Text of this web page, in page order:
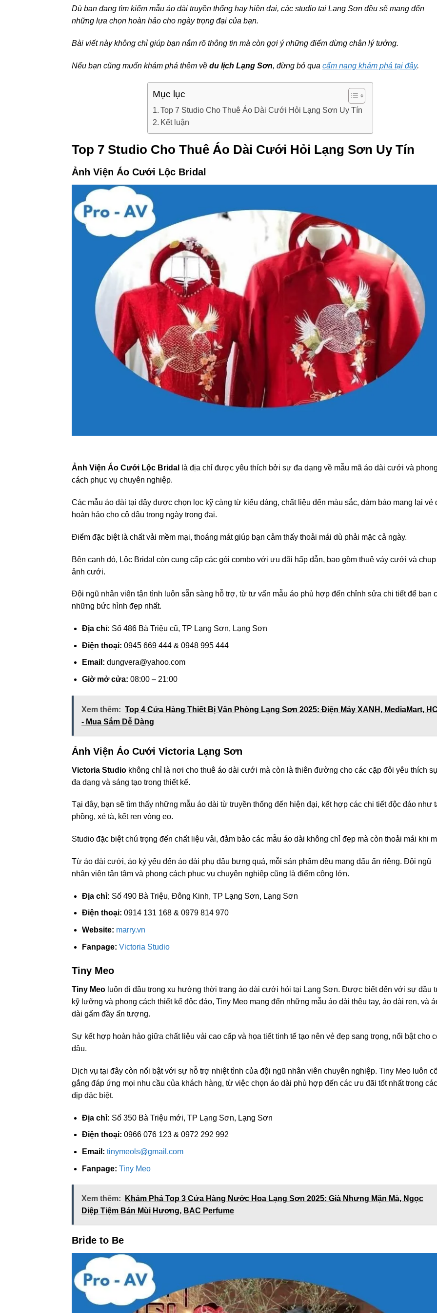
Dù bạn đang tìm kiếm mẫu áo dài truyền thống hay hiện đại, các studio tại Lạng Sơn đều sẽ mang đến
những lựa chọn hoàn hảo cho ngày trọng đại của bạn.
Bài viết này không chỉ giúp bạn nắm rõ thông tin mà còn gợi ý những điểm dừng chân lý tưởng.
Nếu bạn cũng muốn khám phá thêm về du lịch Lạng Sơn, đừng bỏ qua cẩm nang khám phá tại đây.
Mục lục
Top 7 Studio Cho Thuê Áo Dài Cưới Hỏi Lạng Sơn Uy Tín
Kết luận
Top 7 Studio Cho Thuê Áo Dài Cưới Hỏi Lạng Sơn Uy Tín
Ảnh Viện Áo Cưới Lộc Bridal
Ảnh Viện Áo Cưới Lộc Bridal
là địa chỉ được yêu thích bởi sự đa dạng về mẫu mã áo dài cưới và phong
cách phục vụ chuyên nghiệp.
Các mẫu áo dài tại đây được chọn lọc kỹ càng từ kiểu dáng, chất liệu đến màu sắc, đảm bảo mang lại vẻ
hoàn hảo cho cô dâu trong ngày trọng đại.
Điểm đặc biệt là chất vải mềm mại, thoáng mát giúp bạn cảm thấy thoải mái dù phải mặc cả ngày.
Bên cạnh đó, Lộc Bridal còn cung cấp các gói combo với ưu đãi hấp dẫn, bao gồm thuê váy cưới và chụp
ảnh cưới.
Đội ngũ nhân viên tận tình luôn sẵn sàng hỗ trợ, từ tư vấn mẫu áo phù hợp đến chỉnh sửa chi tiết để bạn
những bức hình đẹp nhất.
Địa chỉ: Số 486 Bà Triệu cũ, TP Lạng Sơn, Lạng Sơn
Điện thoại: 0945 669 444 & 0948 995 444
Email: dungvera@yahoo.com
Giờ mở cửa: 08:00 – 21:00
Xem thêm: Top 4 Cửa Hàng Thiết Bị Văn Phòng Lạng Sơn 2025: Điện Máy XANH, MediaMart, HC
- Mua Sắm Dễ Dàng
Ảnh Viện Áo Cưới Victoria Lạng Sơn
Victoria Studio không chỉ là nơi cho thuê áo dài cưới mà còn là thiên đường cho các cặp đôi yêu thích
đa dạng và sáng tạo trong thiết kế.
Tại đây, bạn sẽ tìm thấy những mẫu áo dài từ truyền thống đến hiện đại, kết hợp các chi tiết độc đáo như
phồng, xẻ tà, kết ren vòng eo.
Studio đặc biệt chú trọng đến chất liệu vải, đảm bảo các mẫu áo dài không chỉ đẹp mà còn thoải mái khi
Từ áo dài cưới, áo kỷ yếu đến áo dài phụ dâu bưng quả, mỗi sản phẩm đều mang dấu ấn riêng. Đội ngũ
nhân viên tận tâm và phong cách phục vụ chuyên nghiệp cũng là điểm cộng lớn.
Địa chỉ: Số 490 Bà Triệu, Đông Kinh, TP Lạng Sơn, Lạng Sơn
Điện thoại: 0914 131 168 & 0979 814 970
Website: marry.vn
Fanpage: Victoria Studio
Tiny Meo
Tiny Meo luôn đi đầu trong xu hướng thời trang áo dài cưới hỏi tại Lạng Sơn. Được biết đến với sự đầu
kỹ lưỡng và phong cách thiết kế độc đáo, Tiny Meo mang đến những mẫu áo dài thêu tay, áo dài ren, và
dài gấm đầy ấn tượng.
Sự kết hợp hoàn hảo giữa chất liệu vải cao cấp và họa tiết tinh tế tạo nên vẻ đẹp sang trọng, nổi bật cho
dâu.
Dịch vụ tại đây còn nổi bật với sự hỗ trợ nhiệt tình của đội ngũ nhân viên chuyên nghiệp. Tiny Meo luôn
gắng đáp ứng mọi nhu cầu của khách hàng, từ việc chọn áo dài phù hợp đến các ưu đãi tốt nhất trong các
dịp đặc biệt.
Địa chỉ: Số 350 Bà Triệu mới, TP Lạng Sơn, Lạng Sơn
Điện thoại: 0966 076 123 & 0972 292 992
Email: tinymeols@gmail.com
Fanpage: Tiny Meo
Xem thêm:
Khám Phá Top 3 Cửa Hàng Nước Hoa Lạng Sơn 2025: Già Nhưng Mặn Mà, Ngọc
Diệp Tiệm Bán Mùi Hương, BAC Perfume
Bride to Be